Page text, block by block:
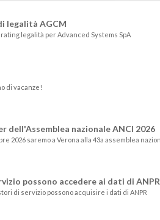
legalità AGCM
legalità per Advanced Systems SpA
di vacanze!
dell'Assemblea nazionale ANCI 2026
2026 saremo a Verona alla 43a assemblea
possono accedere ai dati di ANPR
di servizio possono acquisire i dati di ANPR